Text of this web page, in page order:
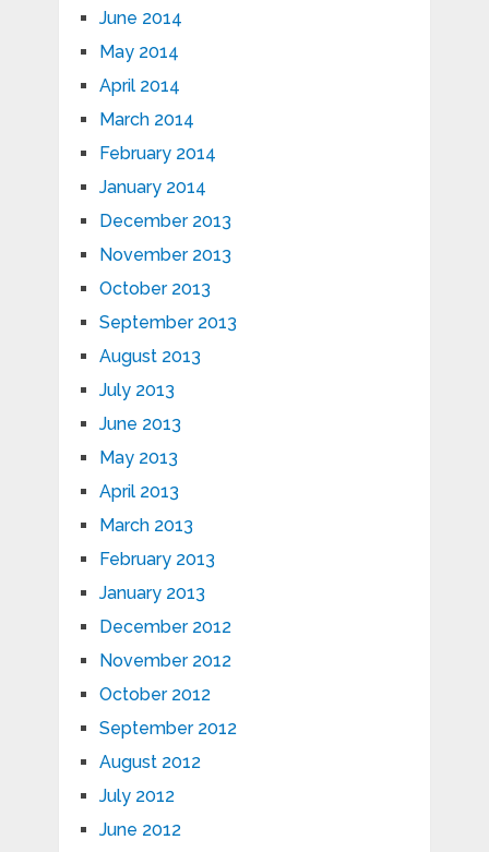
June 2014
May 2014
April 2014
March 2014
February 2014
January 2014
December 2013
November 2013
October 2013
September 2013
August 2013
July 2013
June 2013
May 2013
April 2013
March 2013
February 2013
January 2013
December 2012
November 2012
October 2012
September 2012
August 2012
July 2012
June 2012